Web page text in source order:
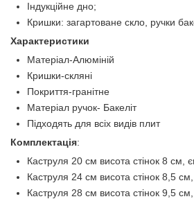
Індукційне дно;
Кришки: загартоване скло, ручки
Характеристики
Матеріал-Алюміній
Кришки-скляні
Покриття-гранітне
Матеріал ручок- Бакеліт
Підходять для всіх видів плит
Комплектація:
Каструля 20 см висота стінок 8 см,
Каструля 24 см висота стінок 8,5
Каструля 28 см висота стінок 9,5